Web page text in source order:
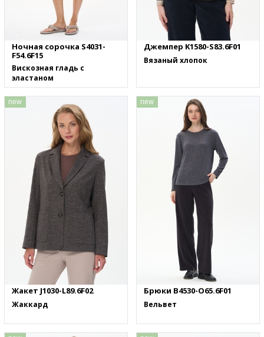
Ночная сорочка S4031-
F54.6F15
Вискозная гладь с
эластаном
Джемпер K1580-S83.6F01
Вязаный хлопок
new
Жакет J1030-L89.6F02
Жаккард
new
Брюки B4530-O65.6F01
Вельвет